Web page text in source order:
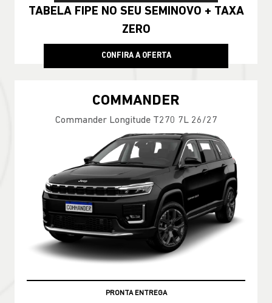
TABELA FIPE NO SEU SEMINOVO + TAXA
ZERO
CONFIRA A OFERTA
COMMANDER
Commander Longitude T270 7L 26/27
PRONTA ENTREGA